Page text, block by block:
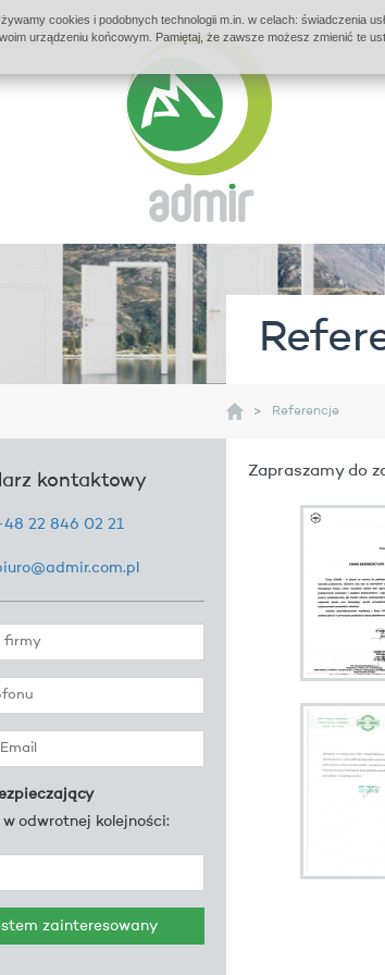
Referencje
kontaktowy
22 846 02 21
odwrotnej kolejności:
Zapraszamy do
cookies i podobnych technologii m.in. w celach: świadczenia
urządzeniu końcowym. Pamiętaj, że zawsze możesz zmienić te